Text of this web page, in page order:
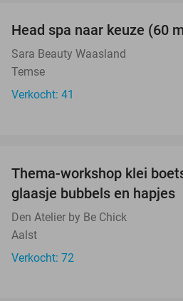
Head spa naar keuze (60
Sara Beauty Waasland
Temse
Verkocht: 41
Thema-workshop klei
glaasje bubbels en hapjes
Den Atelier by Be Chick
Aalst
Verkocht: 72